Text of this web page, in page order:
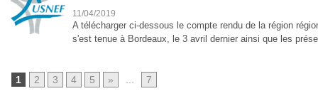
11/04/2019
A télécharger ci-dessous le compte rendu de la région
s'est tenue à Bordeaux, le 3 avril dernier ainsi que les
1 2 3 4 5 » 7